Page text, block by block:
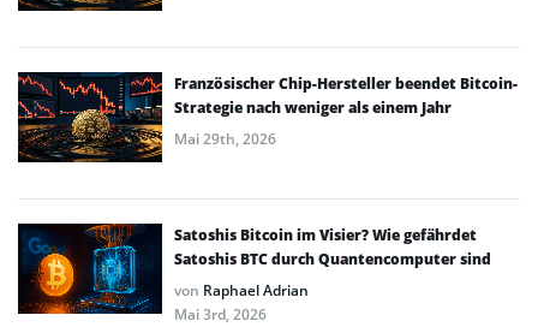
Französischer Chip-Hersteller beendet Bitcoin-
Strategie nach weniger als einem Jahr
Mai 29th, 2026
Satoshis Bitcoin im Visier? Wie gefährdet
Satoshis BTC durch Quantencomputer sind
von Raphael Adrian
Mai 3rd, 2026